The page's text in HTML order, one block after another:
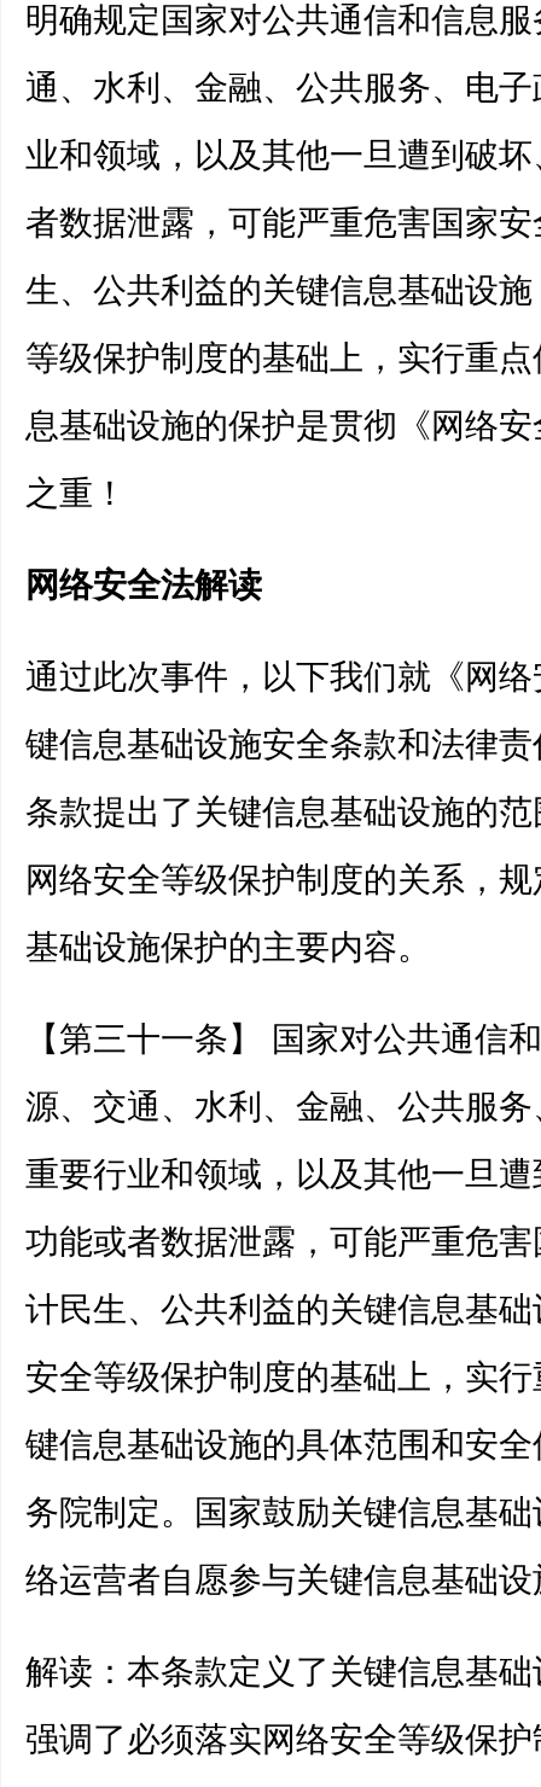
明确规定国家对公共通信和信息
通、水利、金融、公共服务、电
业和领域，以及其他一旦遭到破
者数据泄露，可能严重危害国家
生、公共利益的关键信息基础设
等级保护制度的基础上，实行重
息基础设施的保护是贯彻《网络
之重！
网络安全法解读
通过此次事件，以下我们就《网
键信息基础设施安全条款和法律
条款提出了关键信息基础设施的
网络安全等级保护制度的关系，
基础设施保护的主要内容。
【第三十一条】 国家对公共通信
源、交通、水利、金融、公共服
重要行业和领域，以及其他一旦
功能或者数据泄露，可能严重危
计民生、公共利益的关键信息基
安全等级保护制度的基础上，实
键信息基础设施的具体范围和安
务院制定。国家鼓励关键信息基
络运营者自愿参与关键信息基础
解读：本条款定义了关键信息基
强调了必须落实网络安全等级保